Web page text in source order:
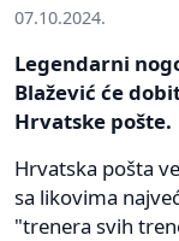
07.10.2024.
Legendarni
Blažević će
Hrvatske pošte.
Hrvatska pošta
sa likovima
"trenera svih